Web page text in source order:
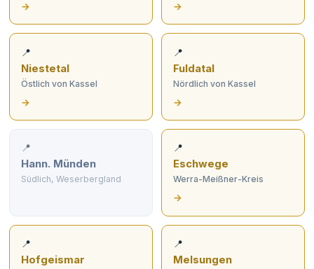
→ →
📍
Niestetal
Östlich von Kassel
→
📍
Fuldatal
Nördlich von Kassel
→
📍
Hann. Münden
Südlich, Weserbergland
📍
Eschwege
Werra-Meißner-Kreis
→
📍
Hofgeismar
📍
Melsungen